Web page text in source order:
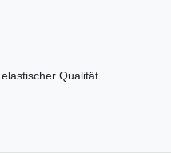
Qualität